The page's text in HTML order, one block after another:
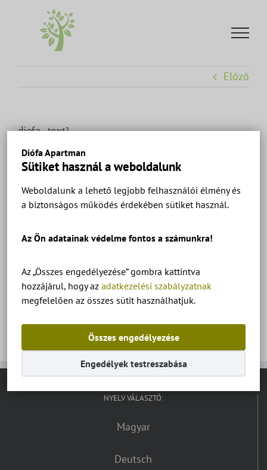
Diófa Apartman
Sütiket használ a weboldalunk
Weboldalunk a lehető legjobb felhasználói élmény és
a biztonságos működés érdekében sütiket használ.
Az Ön adatainak védelme fontos a számunkra!
Az „Összes engedélyezése” gombra kattintva
hozzájárul, hogy az adatkezelési szabályzatnak
megfelelően az összes sütit használhatjuk.
Összes engedélyezése
Engedélyek testreszabása
Előző
diofa-text1
NYELV VÁLASZTÓ:
Magyar
Deutsch